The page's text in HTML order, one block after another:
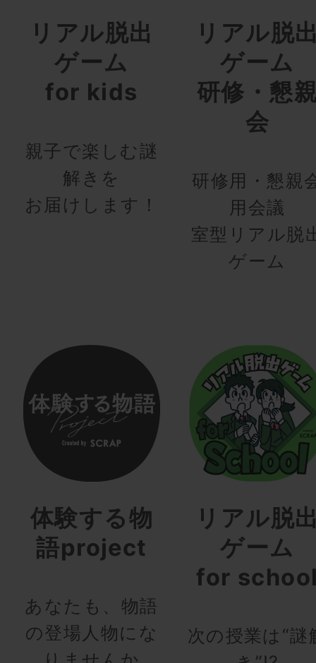
リアル脱出
ゲーム
for kids
親子で楽しむ謎
解きを
お届けします！
リアル脱
ゲーム
研修・懇
会
研修用・懇親
用会議
室型リアル脱
ゲーム
体験する物
語project
あなたも、物語
の登場人物にな
リアル脱
ゲーム
for
次の授業は“謎